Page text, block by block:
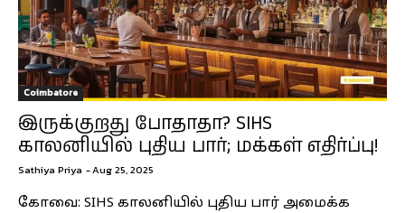
Coimbatore
இருக்குறது போதாதா? SIHS
காலனியில் புதிய பார்; மக்கள் எதிர்ப்பு!
Sathiya Priya -Aug 25, 2025
கோவை: SIHS காலனியில் புதிய பார் அமைக்க